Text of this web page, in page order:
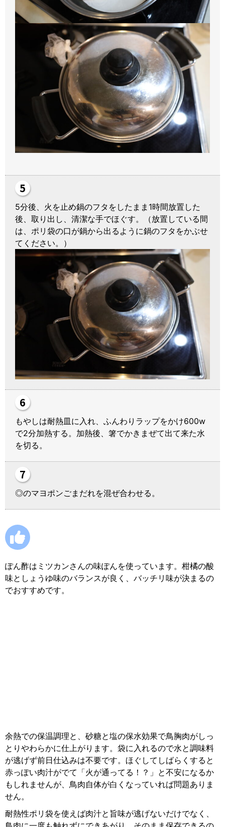
5分後、火を止め鍋のフタをしたまま1時間放置した
後、取り出し、清潔な手でほぐす。（放置している間
は、ポリ袋の口が鍋から出るように鍋のフタをかぶせ
てください。）
もやしは耐熱皿に入れ、ふんわりラップをかけ600w
で2分加熱する。加熱後、箸でかきまぜて出て来た水
を切る。
◎のマヨポンごまだれを混ぜ合わせる。
ぽん酢はミツカンさんの味ぽんを使っています。柑橘の酸
味としょうゆ味のバランスが良く、バッチリ味が決まるの
でおすすめです。
余熱での保温調理と、砂糖と塩の保水効果で鳥胸肉がしっ
とりやわらかに仕上がります。袋に入れるので水と調味料
が逃げず前日仕込みは不要です。ほぐしてしばらくすると
赤っぽい肉汁がでて「火が通ってる！？」と不安になるか
もしれませんが、鳥肉自体が白くなっていれば問題ありま
せん。
耐熱性ポリ袋を使えば肉汁と旨味が逃げないだけでなく、